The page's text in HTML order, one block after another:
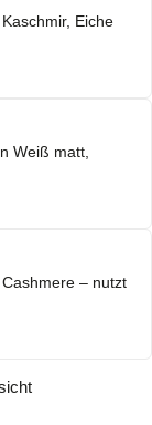
Eiche
Weiß matt,
– nutzt